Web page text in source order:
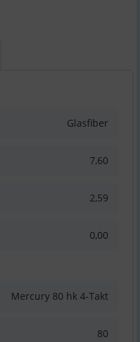
Glasfiber
7,60
2,59
0,00
Mercury 80 hk 4-Takt
80